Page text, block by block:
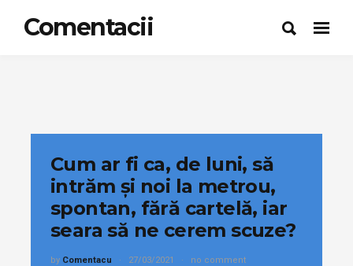
Comentacii
Cum ar fi ca, de luni, să
intrăm și noi la metrou,
spontan, fără cartelă, iar
seara să ne cerem scuze?
by Comentacu 27/03/2021 no comment